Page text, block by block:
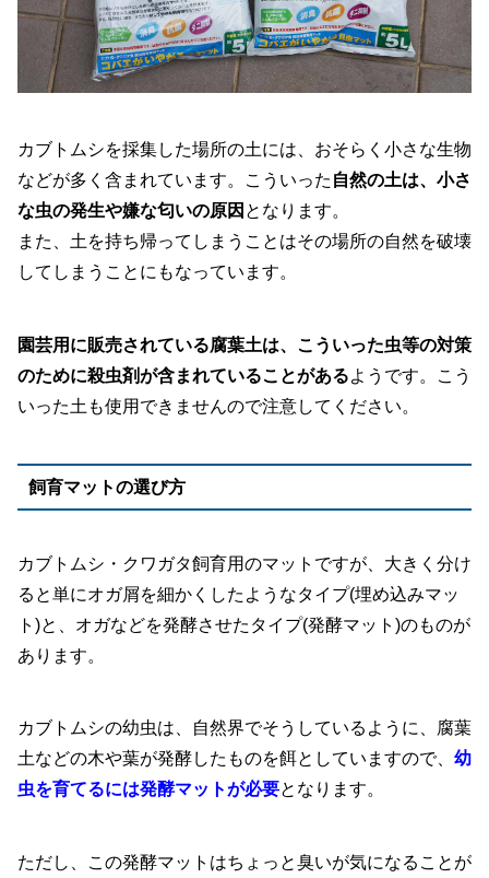
カブトムシを採集した場所の土には、おそらく小さな生物
などが多く含まれています。こういった 自然の土は、小さ
な虫の発生や嫌な匂いの原因 となります。
また、土を持ち帰ってしまうことはその場所の自然を破壊
してしまうことにもなっています。
園芸用に販売されている腐葉土は、こういった虫等の対策
のために殺虫剤が含まれていることがあるようです。こう
いった土も使用できませんので注意してください。
飼育マットの選び方
カブトムシ・クワガタ飼育用のマットですが、大きく分け
ると単にオガ屑を細かくしたようなタイプ(埋め込みマッ
ト)と、オガなどを発酵させたタイプ(発酵マット)のものが
あります。
カブトムシの幼虫は、自然界でそうしているように、腐葉
土などの木や葉が発酵したものを餌としていますので、 幼
虫を育てるには発酵マットが必要となります。
ただし、この発酵マットはちょっと臭いが気になることが